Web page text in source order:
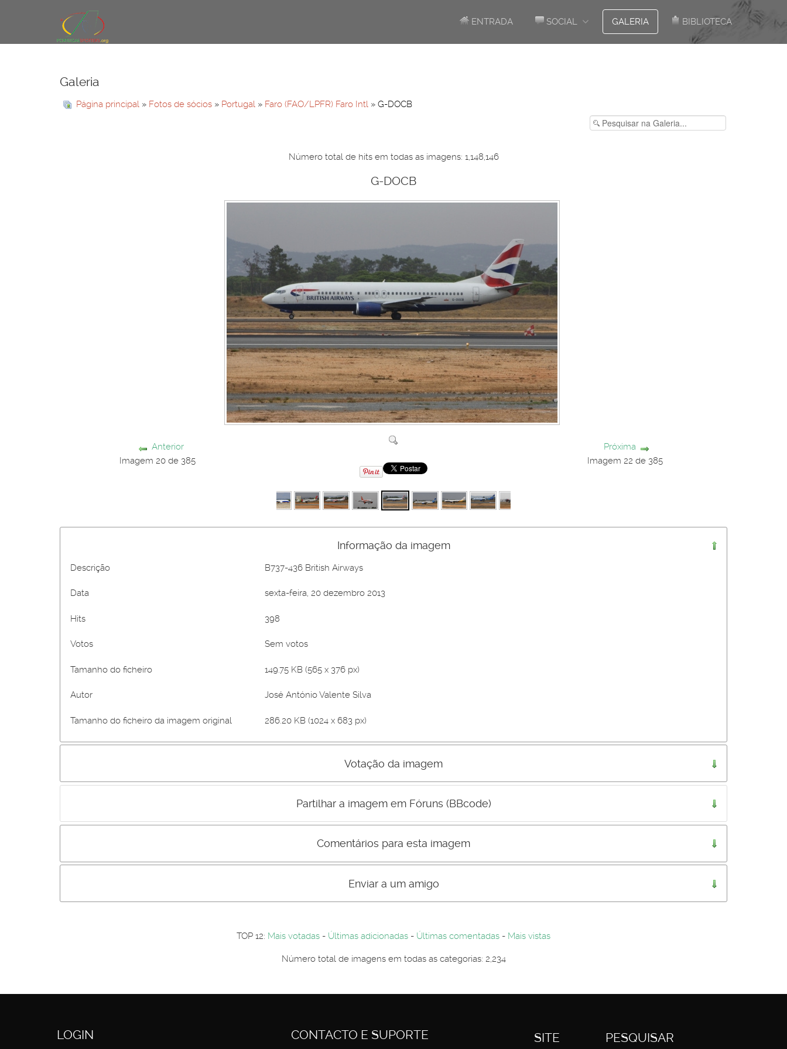
ENTRADA SOCIAL GALERIA BIBLIOTECA
Galeria
Página principal » Fotos de sócios » Portugal » Faro (FAO/LPFR) Faro Intl » G-DOCB
Número total de hits em todas as imagens: 1,148,146
G-DOCB
Anterior
Imagem 20 de 385
Próxima
Imagem 22 de 385
Informação da imagem
Descrição B737-436 British Airways
Data sexta-feira, 20 dezembro 2013
Hits 398
Votos Sem votos
Tamanho do ficheiro 149.75 KB (565 x 376 px)
Autor José António Valente Silva
Tamanho do ficheiro da imagem original 286.20 KB (1024 x 683 px)
Votação da imagem
Mau Bom
Partilhar a imagem em Fóruns (BBcode)
Incluir imagem :
Comentários para esta imagem
Os comentário não são visiveis para visitantes. Por-favor registe-se...
Os visitantes não estão autorizados a colocar comentários. Por-favor registe-se...Enviar a um amigo
Primeiro autentique-se...
TOP 12: Mais votadas - Últimas adicionadas - Últimas comentadas - Mais vistas
Número total de imagens em todas as categorias: 2,234
LOGIN CONTACTO E SUPORTE SITE PESQUISAR